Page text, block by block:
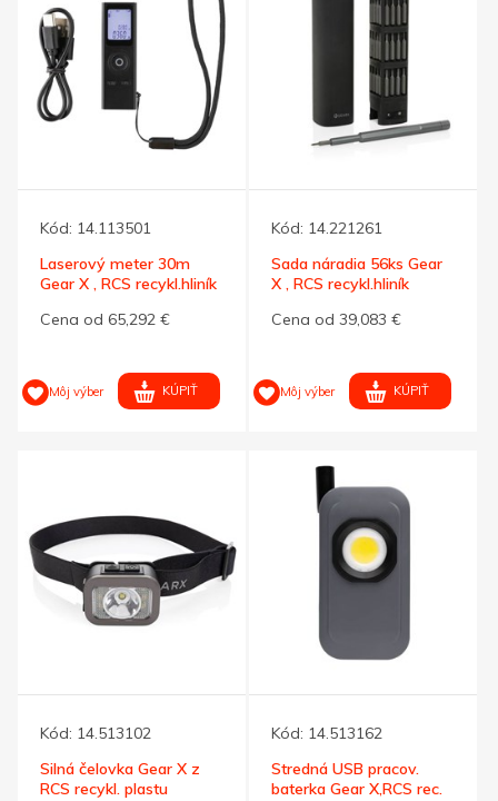
Kód: 14.113501
Laserový meter 30m
Gear X , RCS recykl.hliník
Cena od 65,292 €
Môj výber KÚPIŤ
Kód: 14.221261
Sada náradia 56ks Gear
X , RCS recykl.hliník
Cena od 39,083 €
Môj výber KÚPIŤ
Kód: 14.513102
Silná čelovka Gear X z
RCS recykl. plastu
Kód: 14.513162
Stredná USB pracov.
baterka Gear X,RCS rec.